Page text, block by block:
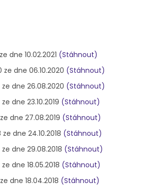
dne 10.02.2021 (Stáhnout)
ze dne 06.10.2020 (Stáhnout)
ze dne 26.08.2020 (Stáhnout)
dne 23.10.2019 (Stáhnout)
dne 27.08.2019 (Stáhnout)
dne 24.10.2018 (Stáhnout)
dne 29.08.2018 (Stáhnout)
dne 18.05.2018 (Stáhnout)
dne 18.04.2018 (Stáhnout)